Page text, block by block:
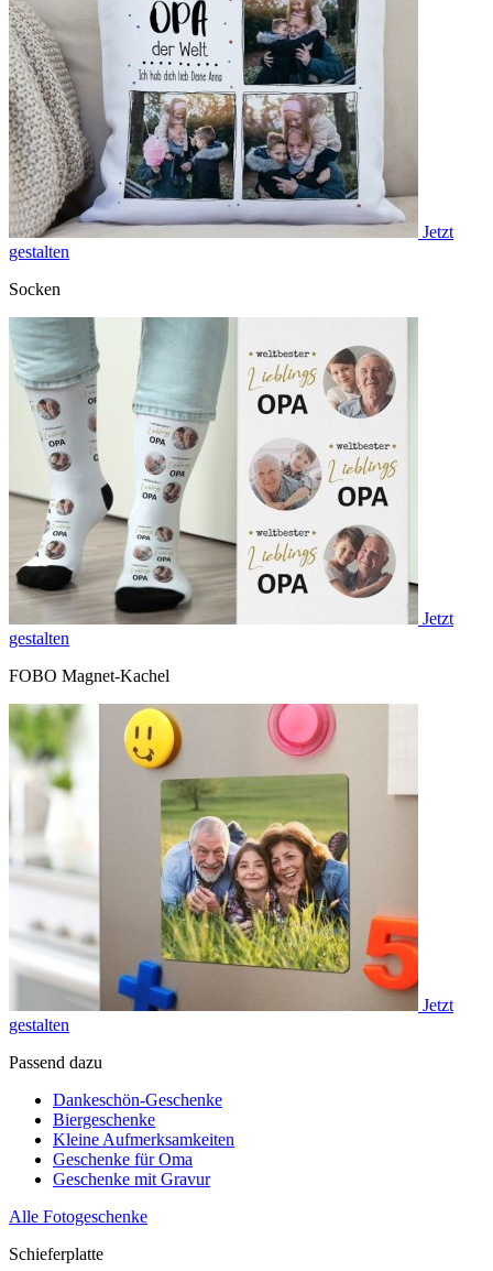
Jetzt
gestalten
Socken
Jetzt
gestalten
FOBO Magnet-Kachel
Jetzt
gestalten
Passend dazu
Dankeschön-Geschenke
Biergeschenke
Kleine Aufmerksamkeiten
Geschenke für Oma
Geschenke mit Gravur
Alle Fotogeschenke
Schieferplatte